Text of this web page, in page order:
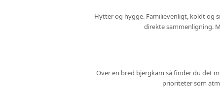
Hytter og hygge. Familievenligt, koldt og
direkte sammenligning.
Over en bred bjergkam så finder du det
prioriteter som